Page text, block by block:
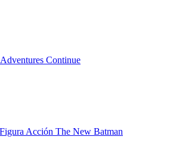
Continue
Acción The New Batman